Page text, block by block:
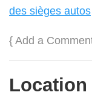
des sièges autos
{ Add a
Location